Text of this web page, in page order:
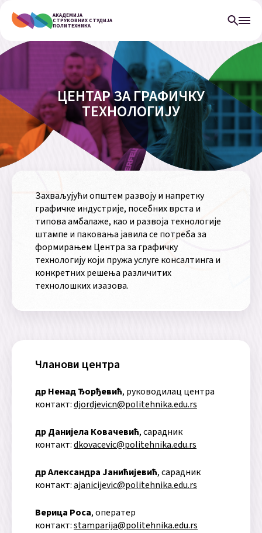
АКАДЕМИЈА
СТРУКОВНИХ СТУДИЈА
ПОЛИТЕХНИКА
ЦЕНТАР ЗА ГРАФИЧКУ
ТЕХНОЛОГИЈУ
Захваљујући општем развоју и напретку
графичке индустрије, посебних врста и
типова амбалаже, као и развоја технологије
штампе и паковања јавила се потреба за
формирањем Центра за графичку
технологију који пружа услуге консалтинга и
конкретних решења различитих
технолошких изазова.
Чланови центра
др Ненад Ђорђевић, руководилац центра
контакт:djordjevicn@politehnika.edu.rs
др Данијела Ковачевић, сарадник
контакт:dkovacevic@politehnika.edu.rs
др Александра Јанићијевић, сарадник
контакт:ajanicijevic@politehnika.edu.rs
Верица Роса, оператер
контакт:stamparija@politehnika.edu.rs